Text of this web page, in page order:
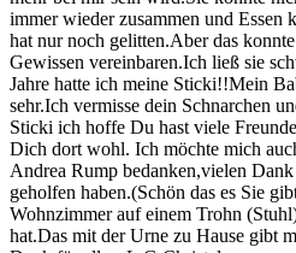
immer wieder zusammen und Essen
hat nur noch gelitten.Aber das
Gewissen vereinbaren.Ich ließ sie
Jahre hatte ich meine Sticki!!Mein
sehr.Ich vermisse dein Schnarchen
Sticki ich hoffe Du hast viele
Dich dort wohl. Ich möchte mich
Andrea Rump bedanken,vielen
geholfen haben.(Schön das es Sie
Wohnzimmer auf einem Trohn
hat.Das mit der Urne zu Hause gibt